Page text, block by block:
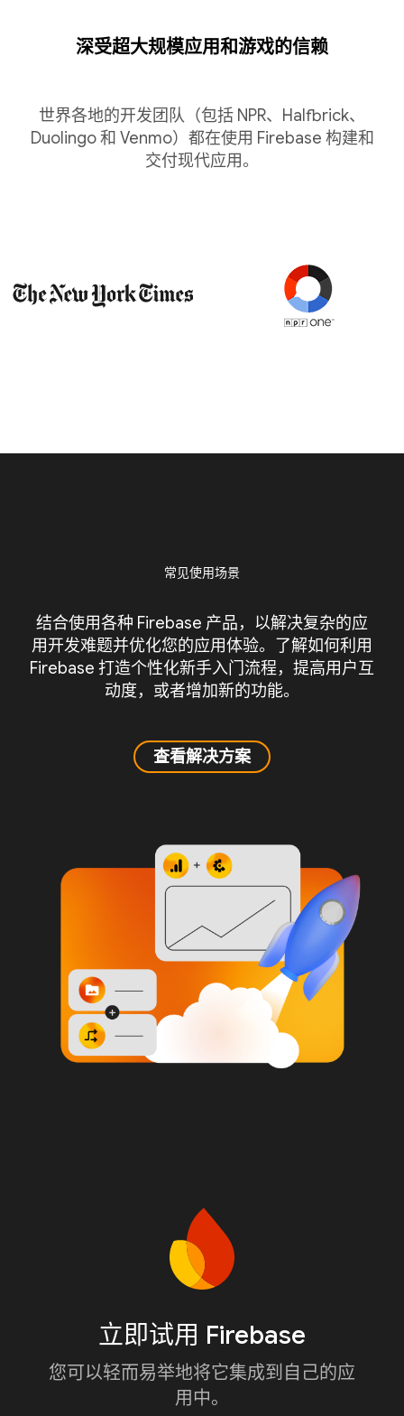
深受超大规模应用和游戏的信赖
世界各地的开发团队（包括 NPR、Halfbrick、
Duolingo 和 Venmo）都在使用 Firebase 构建和
交付现代应用。
常见使用场景
结合使用各种 Firebase 产品，以解决复杂的应
用开发难题并优化您的应用体验。了解如何利用
Firebase 打造个性化新手入门流程，提高用户互
动度，或者增加新的功能。
查看解决方案
立即试用 Firebase
您可以轻而易举地将它集成到自己的应
用中。